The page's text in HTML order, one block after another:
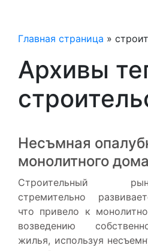
Главная страница »
Архивы
Несъмная
монолитного дома
Строительный
стремительно
что привело к
возведению
жилья, используя